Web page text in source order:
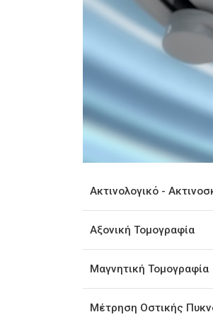
Ακτινολογικό -
Αξονική Τομογραφία
Μαγνητική Τομογραφία
Μέτρηση Οστικής